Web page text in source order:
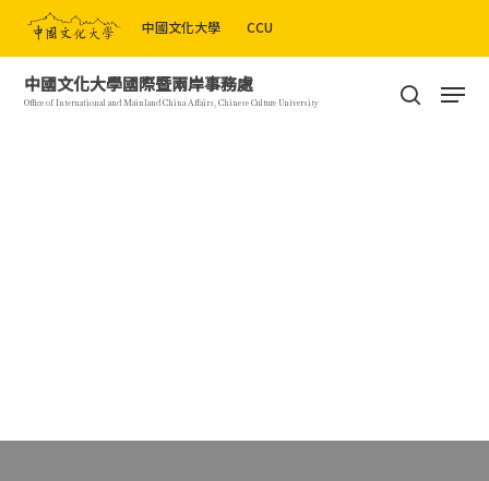
main
content
中國文化大學 CCU
中國文化大學國際暨兩岸事務處
Office of International and Mainland China Affairs, Chinese Culture University search
Menu